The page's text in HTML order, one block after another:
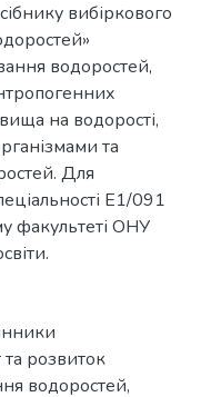
вибіркового
водоростей,
на водорості,
та
Для
Е1/091
факультеті ОНУ
та розвиток
водоростей,